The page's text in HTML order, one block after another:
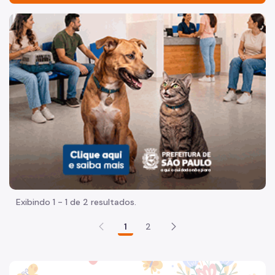
Acesso à Informação
Participação Social
Quadro de Serviços
Organização
Quem é quem
Sobre a Atenção Básica
Academia da Saúde
Assistência Farmacêutica
Imagem de um cachorro caramelo e uma gata rajada,
Exibindo 1 - 1 de 2 resultados.
1 2